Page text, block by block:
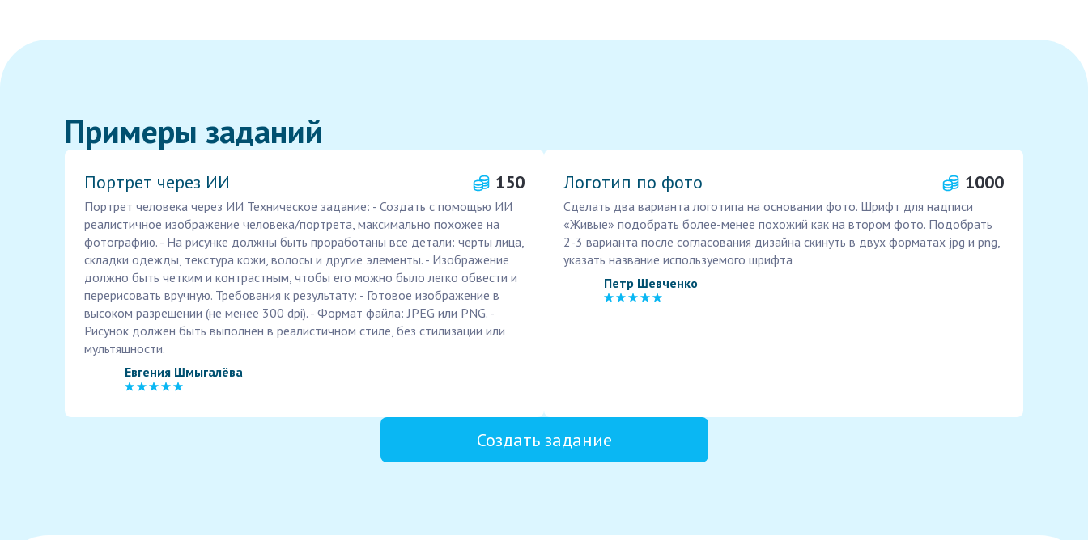
Примеры заданий
Портрет через ИИ 150
Портрет человека через ИИ Техническое задание: - Создать с помощью ИИ
реалистичное изображение человека/портрета, максимально похожее на
фотографию. - На рисунке должны быть проработаны все детали: черты лица,
складки одежды, текстура кожи, волосы и другие элементы. - Изображение
должно быть четким и контрастным, чтобы его можно было легко обвести и
перерисовать вручную. Требования к результату: - Готовое изображение в
высоком разрешении (не менее 300 dpi). - Формат файла: JPEG или PNG. -
Рисунок должен быть выполнен в реалистичном стиле, без стилизации или
мультяшности.
Евгения Шмыгалёва
Логотип по фото 1000
Сделать два варианта логотипа на основании фото. Шрифт для надписи
«Живые» подобрать более-менее похожий как на втором фото. Подобрать
2-3 варианта после согласования дизайна скинуть в двух форматах jpg и png,
указать название используемого шрифта
Петр Шевченко
Создать задание